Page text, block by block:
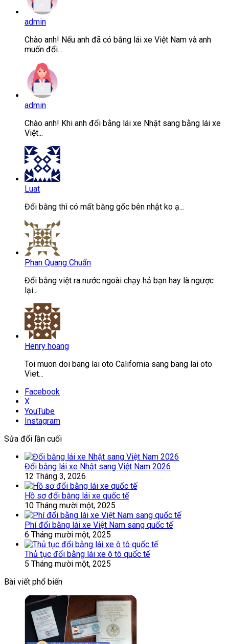
admin
Chào anh! Nếu anh đã có bằng lái xe Việt Nam và anh
muốn đổi...
admin
Chào anh! Khi anh đổi bằng lái xe Nhật sang bằng lái xe
Việt...
Luat
Đổi bằng thì có mất bằng gốc bên nhật ko ạ...
Phan Quang Chuẩn
Đổi bằng việt ra nước ngoài chạy hả bạn hay là ngược
lại...
Henry hoang
Toi muon doi bang lai oto California sang bang lai oto
Viet...
Facebook
X
YouTube
Instagram
Sửa đổi lần cuối
Đổi bằng lái xe Nhật sang Việt Nam 2026
12 Tháng 3, 2026
Hồ sơ đổi bằng lái xe quốc tế
10 Tháng mười một, 2025
Phí đổi bằng lái xe Việt Nam sang quốc tế
6 Tháng mười một, 2025
Thủ tục đổi bằng lái xe ô tô quốc tế
5 Tháng mười một, 2025
Bài viết phổ biến